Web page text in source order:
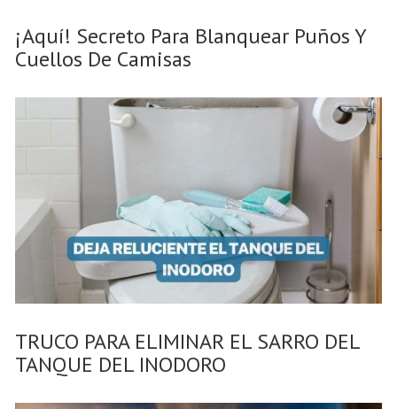
¡Aquí! Secreto Para Blanquear Puños Y
Cuellos De Camisas
TRUCO PARA ELIMINAR EL SARRO DEL
TANQUE DEL INODORO